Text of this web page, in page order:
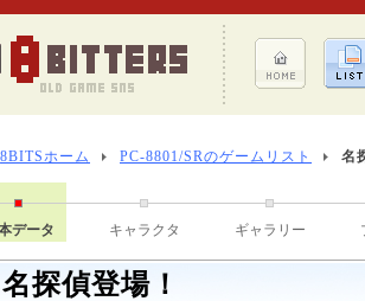
8BITSホーム PC-8801/SRのゲームリスト 名
データ キャラクタ ギャラリー
名探偵登場！